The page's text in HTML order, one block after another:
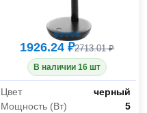
1926.24 ₽2713.01 ₽
В наличии 16 шт
Цвет
черный
Мощность (Вт)
5